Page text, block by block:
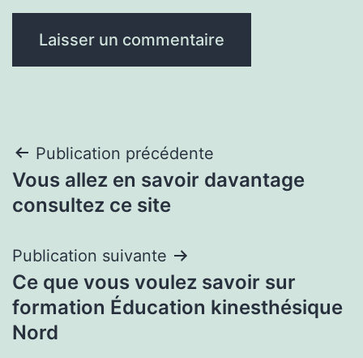
Navigation
de
Publication précédente
Vous allez en savoir davantage
consultez ce site
Publication suivante
Ce que vous voulez savoir sur
formation Éducation kinesthésique
Nord